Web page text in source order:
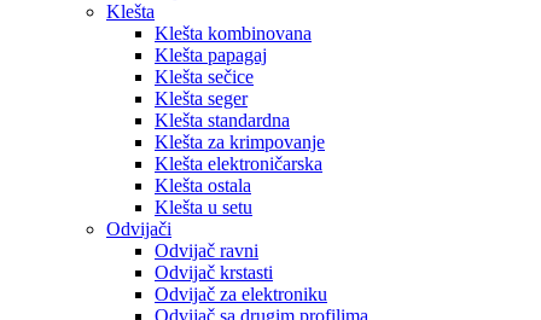
Klešta
Klešta kombinovana
Klešta papagaj
Klešta sečice
Klešta seger
Klešta standardna
Klešta za krimpovanje
Klešta elektroničarska
Klešta ostala
Klešta u setu
Odvijači
Odvijač ravni
Odvijač krstasti
Odvijač za elektroniku
Odvijač sa drugim profilima